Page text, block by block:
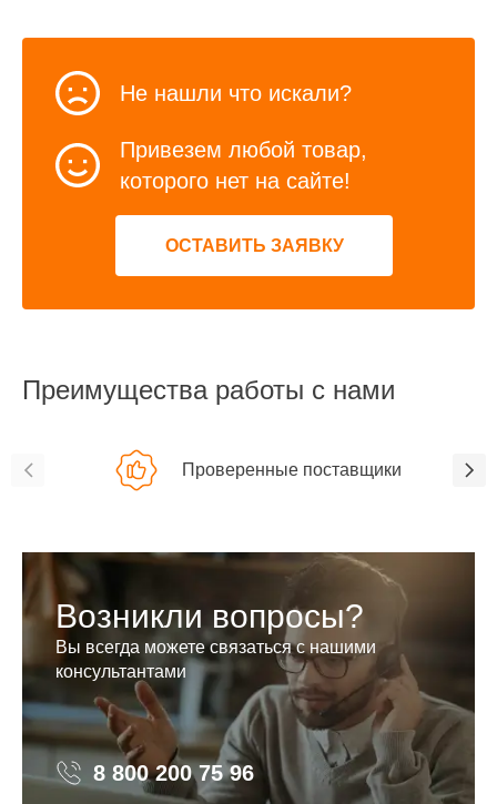
Не нашли что искали?
Привезем любой товар,
которого нет на сайте!
ОСТАВИТЬ ЗАЯВКУ
Преимущества работы с нами
Проверенные поставщики
Возникли вопросы?
Вы всегда можете связаться с нашими
консультантами
8 800 200 75 96 8 800 200 75 96